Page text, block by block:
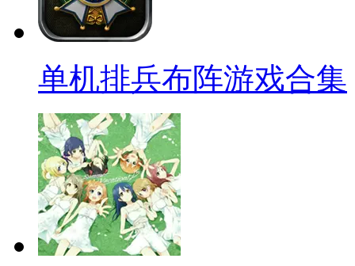
单机排兵布阵游戏合集